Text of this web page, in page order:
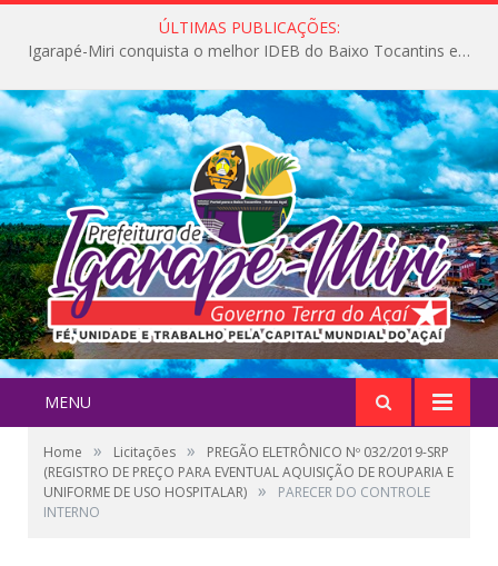
ÚLTIMAS PUBLICAÇÕES:
Igarapé-Miri conquista o melhor IDEB do Baixo Tocantins e avança na qualidade da educação pública
MENU
Home » Licitações »
PREGÃO ELETRÔNICO Nº 032/2019-SRP
(REGISTRO DE PREÇO PARA EVENTUAL AQUISIÇÃO DE ROUPARIA E
UNIFORME DE USO HOSPITALAR) »
PARECER DO CONTROLE
INTERNO